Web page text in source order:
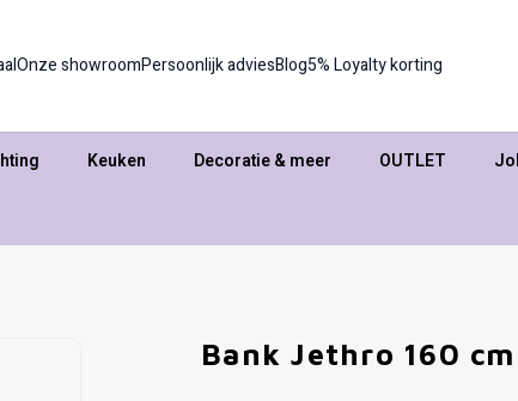
Onze showroomPersoonlijk adviesBlog5% Loyalty korting
Keuken Decoratie & meer OUTLET
Bank Jethro 160